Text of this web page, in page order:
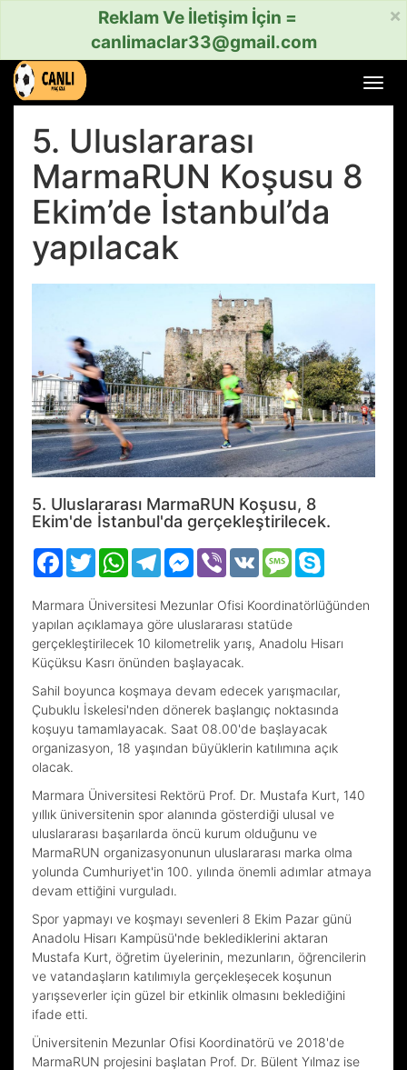
×
Reklam Ve İletişim İçin =
canlimaclar33@gmail.com
aç
5. Uluslararası
MarmaRUN Koşusu 8
Ekim’de İstanbul’da
yapılacak
5. Uluslararası MarmaRUN Koşusu, 8
Ekim'de İstanbul'da gerçekleştirilecek.
Facebook
TwitterWhatsAppTelegramMessenger
Viber VK Message
Marmara Üniversitesi Mezunlar Ofisi Koordinatörlüğünden
yapılan açıklamaya göre uluslararası statüde
gerçekleştirilecek 10 kilometrelik yarış, Anadolu Hisarı
Küçüksu Kasrı önünden başlayacak.
Sahil boyunca koşmaya devam edecek yarışmacılar,
Çubuklu İskelesi'nden dönerek başlangıç noktasında
koşuyu tamamlayacak. Saat 08.00'de başlayacak
organizasyon, 18 yaşından büyüklerin katılımına açık
olacak.
Marmara Üniversitesi Rektörü Prof. Dr. Mustafa Kurt, 140
yıllık üniversitenin spor alanında gösterdiği ulusal ve
uluslararası başarılarda öncü kurum olduğunu ve
MarmaRUN organizasyonunun uluslararası marka olma
yolunda Cumhuriyet'in 100. yılında önemli adımlar atmaya
devam ettiğini vurguladı.
Spor yapmayı ve koşmayı sevenleri 8 Ekim Pazar günü
Anadolu Hisarı Kampüsü'nde beklediklerini aktaran
Mustafa Kurt, öğretim üyelerinin, mezunların, öğrencilerin
ve vatandaşların katılımıyla gerçekleşecek koşunun
yarışseverler için güzel bir etkinlik olmasını beklediğini
ifade etti.
Üniversitenin Mezunlar Ofisi Koordinatörü ve 2018'de
MarmaRUN projesini başlatan Prof. Dr. Bülent Yılmaz ise